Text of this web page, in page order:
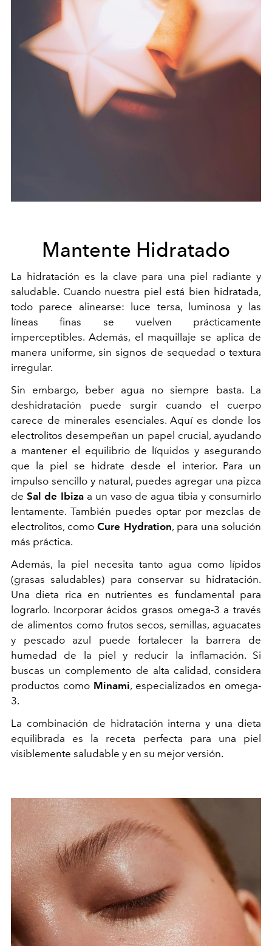
Mantente Hidratado
La hidratación es la clave para una piel radiante y
saludable. Cuando nuestra piel está bien hidratada,
todo parece alinearse: luce tersa, luminosa y las
líneas finas se vuelven prácticamente
imperceptibles. Además, el maquillaje se aplica de
manera uniforme, sin signos de sequedad o textura
irregular.
Sin embargo, beber agua no siempre basta. La
deshidratación puede surgir cuando el cuerpo
carece de minerales esenciales. Aquí es donde los
electrolitos desempeñan un papel crucial, ayudando
a mantener el equilibrio de líquidos y asegurando
que la piel se hidrate desde el interior. Para un
impulso sencillo y natural, puedes agregar una pizca
deSal de Ibizaa un vaso de agua tibia y consumirlo
lentamente. También puedes optar por mezclas de
electrolitos, comoCure Hydration, para una solución
más práctica.
Además, la piel necesita tanto agua como lípidos
(grasas saludables) para conservar su hidratación.
Una dieta rica en nutrientes es fundamental para
lograrlo. Incorporar ácidos grasos omega-3 a través
de alimentos como frutos secos, semillas, aguacates
y pescado azul puede fortalecer la barrera de
humedad de la piel y reducir la inflamación. Si
buscas un complemento de alta calidad, considera
productos como Minami, especializados en omega-
3.
La combinación de hidratación interna y una dieta
equilibrada es la receta perfecta para una piel
visiblemente saludable y en su mejor versión.